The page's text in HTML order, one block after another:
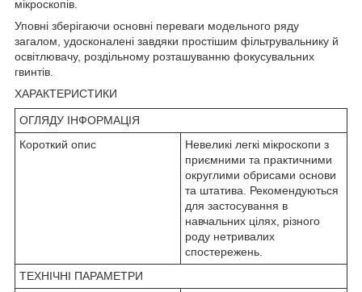
мікроскопів.
Уповні зберігаючи основні переваги модельного ряду
загалом, удосконалені завдяки простішим фільтрувальнику й
освітлювачу, роздільному розташуванню фокусувальних
гвинтів.
ХАРАКТЕРИСТИКИ
ОГЛЯДУ ІНФОРМАЦІЯ
Короткий опис
Невеликі легкі мікроскопи з
приємними та практичними
округлими обрисами основи
та штатива. Рекомендуються
для застосування в
навчальних цілях, різного
роду нетривалих
спостережень.
ТЕХНІЧНІ ПАРАМЕТРИ